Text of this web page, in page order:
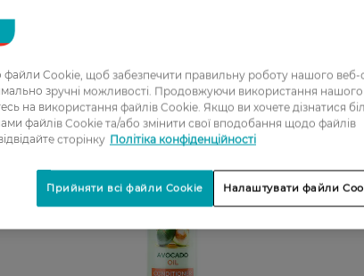
-50%
Cookie, щоб забезпечити правильну роботу нашого веб-
зручні можливості. Продовжуючи використання нашого
на використання файлів Cookie. Якщо ви хочете дізнатися
файлів Cookie та/або змінити свої вподобання щодо файлів
сторінку Політіка конфіденційності
Налаштувати файли
Прийняти всі файли Cookie